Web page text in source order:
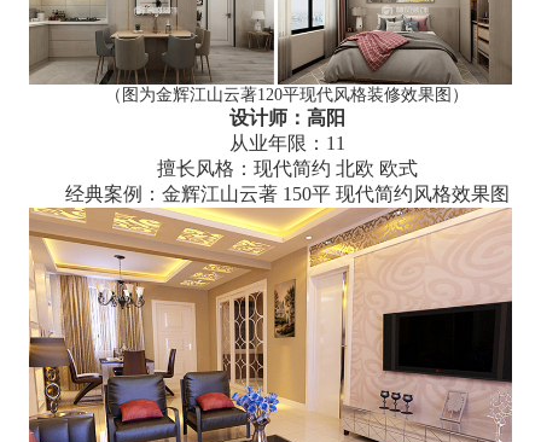
（图为金辉江山云著120平现代风格装修效果图）
设计师：高阳
从业年限：11
擅长风格：现代简约 北欧 欧式
经典案例：金辉江山云著 150平 现代简约风格效果图